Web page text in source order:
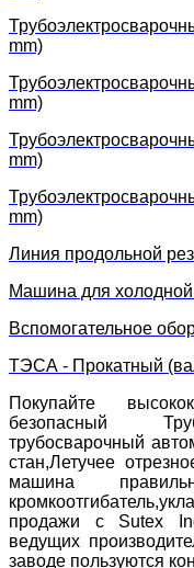
mm)
mm)
mm)
mm)
Линия продольной
Машина для холодной
Вспомогательное
ТЭСА - Прокатный
Покупайте
безопасный
трубосварочный
стан,Летучее
машина
продажи с Sutex
ведущих
заводе пользуются